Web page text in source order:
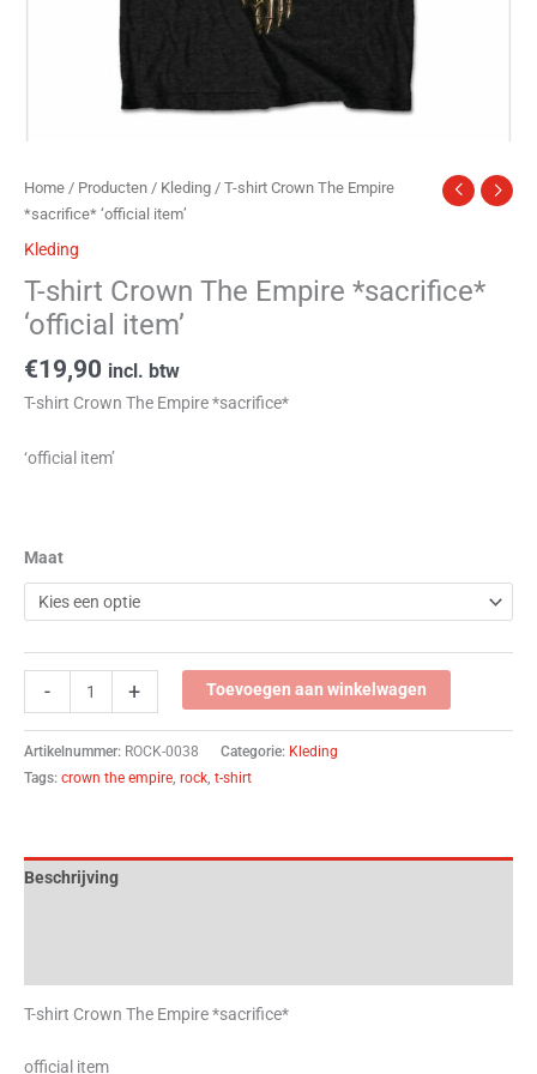
Home / Producten / Kleding / T-shirt Crown The Empire
*sacrifice* ‘official item’
Kleding
T-shirt Crown The Empire *sacrifice*
‘official item’
€19,90 incl. btw
T-shirt Crown The Empire *sacrifice*
‘official item’
Maat
- + Toevoegen aan winkelwagen
Artikelnummer: ROCK-0038 Categorie: Kleding
Tags: crown the empire, rock, t-shirt
Beschrijving
T-shirt Crown The Empire *sacrifice*
official item